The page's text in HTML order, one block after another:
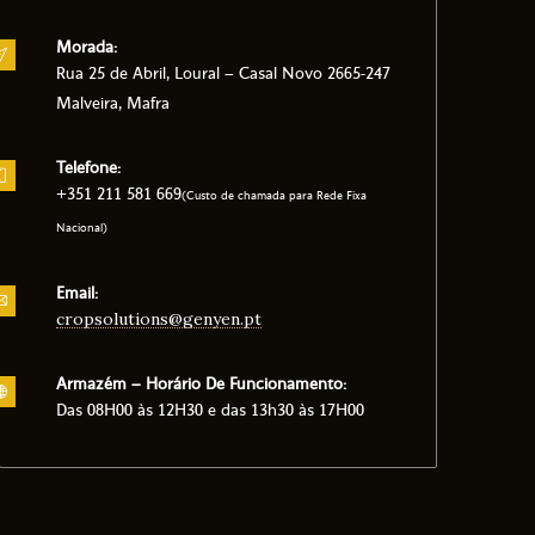
Morada:
Rua 25 de Abril, Loural – Casal Novo 2665-247
Malveira, Mafra
Telefone:
+351 211 581 669(Custo de chamada para Rede Fixa
Nacional)
Email:
cropsolutions@genyen.pt
Armazém – Horário De Funcionamento:
Das 08H00 às 12H30 e das 13h30 às 17H00